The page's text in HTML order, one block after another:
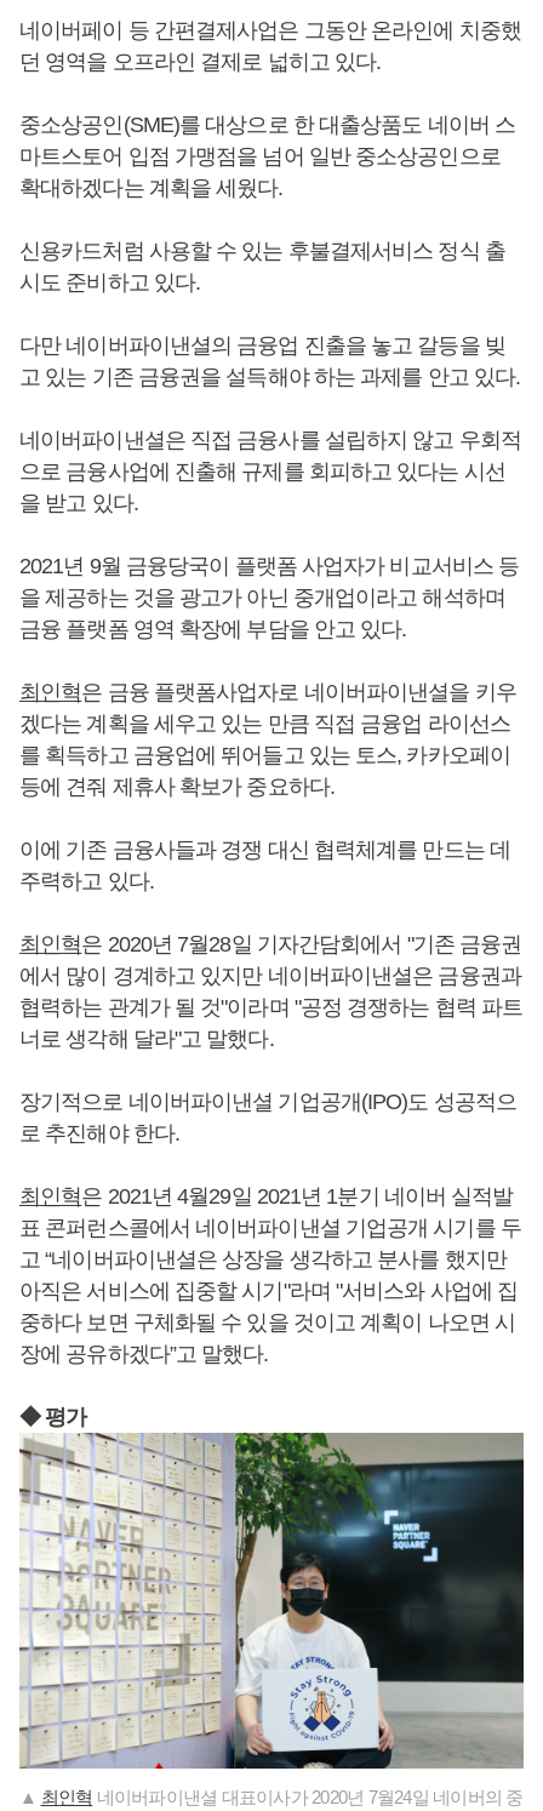
네이버페이 등 간편결제사업은 그동안 온라인에 치중했
던 영역을 오프라인 결제로 넓히고 있다.
중소상공인(SME)를 대상으로 한 대출상품도 네이버 스
마트스토어 입점 가맹점을 넘어 일반 중소상공인으로
확대하겠다는 계획을 세웠다.
신용카드처럼 사용할 수 있는 후불결제서비스 정식 출
시도 준비하고 있다.
다만 네이버파이낸셜의 금융업 진출을 놓고 갈등을 빚
고 있는 기존 금융권을 설득해야 하는 과제를 안고 있다.
네이버파이낸셜은 직접 금융사를 설립하지 않고 우회적
으로 금융사업에 진출해 규제를 회피하고 있다는 시선
을 받고 있다.
2021년 9월 금융당국이 플랫폼 사업자가 비교서비스 등
을 제공하는 것을 광고가 아닌 중개업이라고 해석하며
금융 플랫폼 영역 확장에 부담을 안고 있다.
최인혁은 금융 플랫폼사업자로 네이버파이낸셜을 키우
겠다는 계획을 세우고 있는 만큼 직접 금융업 라이선스
를 획득하고 금융업에 뛰어들고 있는 토스, 카카오페이
등에 견줘 제휴사 확보가 중요하다.
이에 기존 금융사들과 경쟁 대신 협력체계를 만드는 데
주력하고 있다.
최인혁은 2020년 7월28일 기자간담회에서 "기존 금융권
에서 많이 경계하고 있지만 네이버파이낸셜은 금융권과
협력하는 관계가 될 것"이라며 "공정 경쟁하는 협력 파트
너로 생각해 달라"고 말했다.
장기적으로 네이버파이낸셜 기업공개(IPO)도 성공적으
로 추진해야 한다.
최인혁은 2021년 4월29일 2021년 1분기 네이버 실적발
표 콘퍼런스콜에서 네이버파이낸셜 기업공개 시기를 두
고 “네이버파이낸셜은 상장을 생각하고 분사를 했지만
아직은 서비스에 집중할 시기"라며 "서비스와 사업에 집
중하다 보면 구체화될 수 있을 것이고 계획이 나오면 시
장에 공유하겠다”고 말했다.
◆ 평가
▲ 최인혁 네이버파이낸셜 대표이사가 2020년 7월24일 네이버의 중